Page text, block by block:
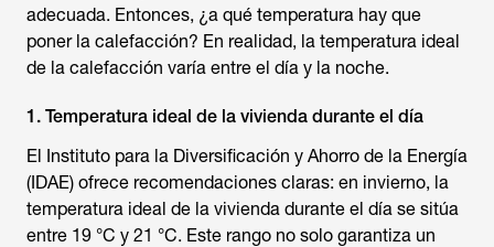
adecuada. Entonces, ¿a qué temperatura hay que
poner la calefacción? En realidad, la temperatura ideal
de la calefacción varía entre el día y la noche.
1. Temperatura ideal de la vivienda durante el día
El Instituto para la Diversificación y Ahorro de la Energía
(IDAE) ofrece recomendaciones claras: en invierno, la
temperatura ideal de la vivienda durante el día se sitúa
entre 19 °C y 21 °C. Este rango no solo garantiza un